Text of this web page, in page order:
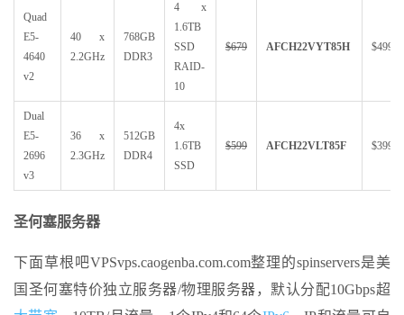
Quad
E5-
4640
v2
40 x
2.2GHz
768GB
DDR3
4 x
1.6TB
SSD
RAID-
10
$679 AFCH22VYT85H $499
Dual
E5-
2696
v3
36 x
2.3GHz
512GB
DDR4
4x
1.6TB
SSD
$599 AFCH22VLT85F $399
圣何塞服务器
下面草根吧VPSvps.caogenba.com.com整理的spinservers是美
国圣何塞特价独立服务器/物理服务器，默认分配10Gbps超